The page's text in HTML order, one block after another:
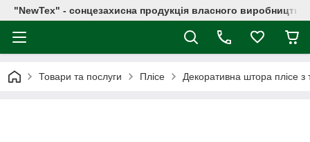
"NewTex" - сонцезахисна продукція власного виробництва
Товари та послуги Плісе Декоративна штора плісе